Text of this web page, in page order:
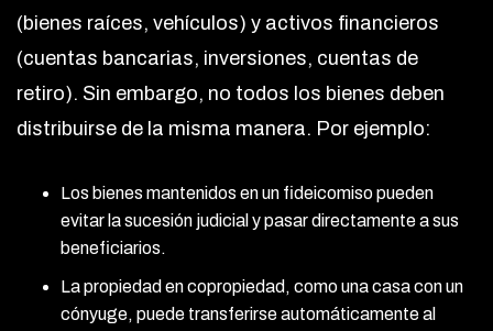
(bienes raíces, vehículos) y activos financieros
(cuentas bancarias, inversiones, cuentas de
retiro). Sin embargo, no todos los bienes deben
distribuirse de la misma manera. Por ejemplo:
Los bienes mantenidos en un fideicomiso pueden
evitar la sucesión judicial y pasar directamente a sus
beneficiarios.
La propiedad en copropiedad, como una casa con un
cónyuge, puede transferirse automáticamente al